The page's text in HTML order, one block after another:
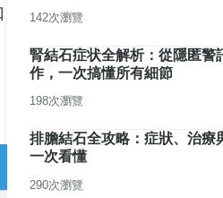
142次瀏覽
腎結石症状全解析：從隱匿警
作，一次搞懂所有細節
198次瀏覽
排膽結石全攻略：症狀、治療
一次看懂
290次瀏覽